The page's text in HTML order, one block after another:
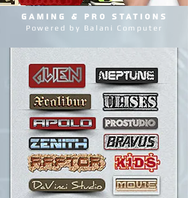
GAMING & PRO STATIONS
Powered by Balani Computer